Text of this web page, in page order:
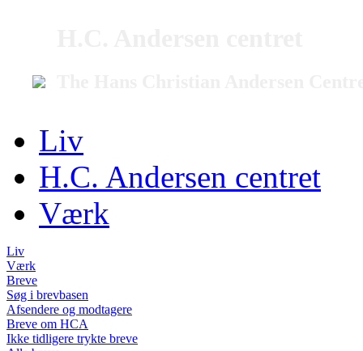
Liv
H.C. Andersen centret
Værk
Liv
Værk
Breve
Søg i brevbasen
Afsendere og modtagere
Breve om HCA
Ikke tidligere trykte breve